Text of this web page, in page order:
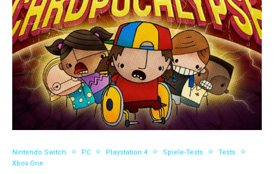
Nintendo Switch PC Playstation 4 Spiele-Tests
Tests
Xbox One